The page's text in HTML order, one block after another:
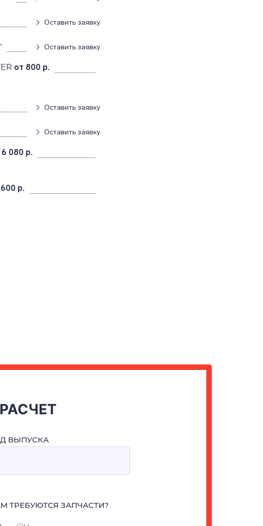
Оставить заявку
Оставить заявку
от 800 р.
Оставить заявку
Оставить заявку
6 080 р.
600 р.
ВЫПУСКА
ТРЕБУЮТСЯ ЗАПЧАСТИ?